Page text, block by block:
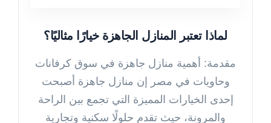
لماذا تعتبر المنازل الجاهزة خيارًا مثاليًا؟
مقدمة: أهمية منازل جاهزة في سوق كرفانات
وحاويات في مصر إن منازل جاهزة أصبحت
إحدى الخيارات المميزة التي تجمع بين الراحة
والمرونة، حيث تقدم حلولًا سكنية وتجارية